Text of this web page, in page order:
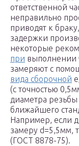
ответственной
неправильно
приводят к
задержки
некоторые
при выполнении
замеряют с
вида сборочной
(с точностью
диаметра
ближайшего
Например, если
замеру d=5,5мм,
(ГОСТ 8878-75).